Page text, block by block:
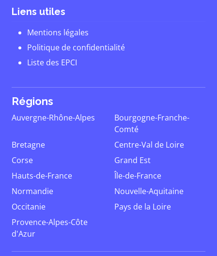
Liens utiles
Mentions légales
Politique de confidentialité
Liste des EPCI
Régions
Auvergne-Rhône-Alpes
Bourgogne-Franche-
Comté
Bretagne
Centre-Val de Loire
Corse
Grand Est
Hauts-de-France
Île-de-France
Normandie
Nouvelle-Aquitaine
Occitanie
Pays de la Loire
Provence-Alpes-Côte
d'Azur